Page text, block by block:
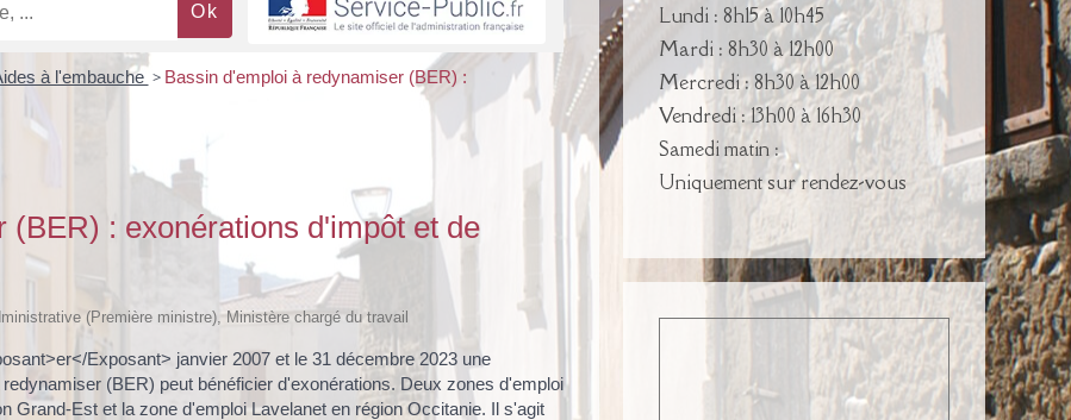
à l'embauche > Bassin d'emploi à redynamiser (BER) :
: exonérations d'impôt et de
(Première ministre), Ministère chargé du travail
Exposant> janvier 2007 et le 31 décembre 2023 une
(BER) peut bénéficier d'exonérations. Deux zones d'emploi
Grand-Est et la zone d'emploi Lavelanet en région Occitanie. Il s'agit
Lundi : 8h15 à 10h45
Mardi : 8h30 à 12h00
Mercredi : 8h30 à 12h00
Vendredi : 13h00 à 16h30
Samedi matin :
Uniquement sur rendez-vous